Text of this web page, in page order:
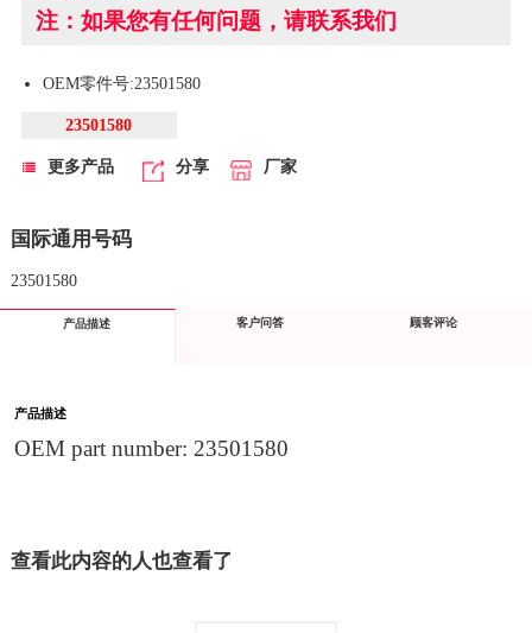
注：如果您有任何问题，请联系我们
OEM零件号:23501580
23501580
更多产品 分享 厂家
国际通用号码
23501580
产品描述 客户问答 顾客评论
产品描述
OEM part number: 23501580
查看此内容的人也查看了